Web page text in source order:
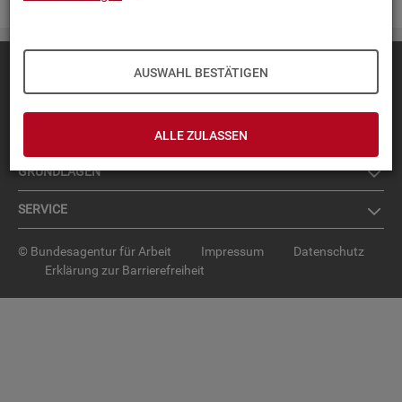
AUSWAHL BESTÄTIGEN
ALLE ZULASSEN
TOP-PRO­DUK­TE
IN­TER­AK­TI­VE STA­TIS­TI­KEN
GRUND­LA­GEN
SER­VICE
© Bundesagentur für Arbeit Impressum
Datenschutz
Erklärung zur Barrierefreiheit